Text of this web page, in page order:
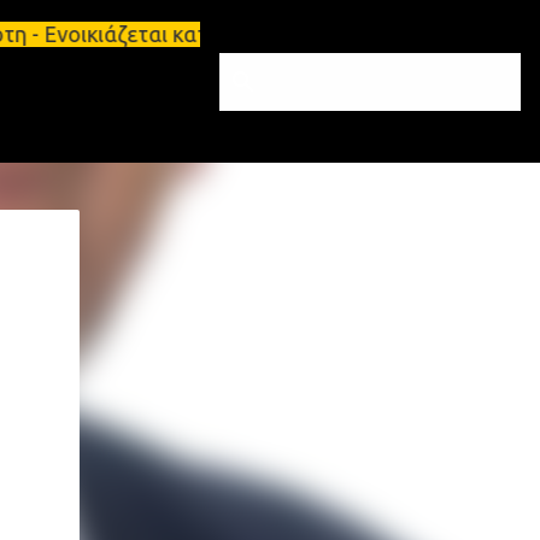
κατάστημα 134 τ.μ, με υπόγειο